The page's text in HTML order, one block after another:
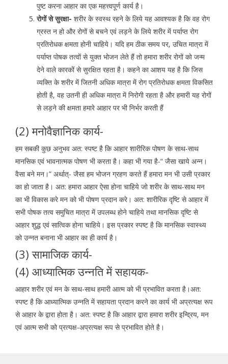
पुष्ट करना आहार का एक महत्त्वपूर्ण कार्य है।
रोगों से सुरक्षा- शरीर के स्वस्थ रहने के लिये यह आवश्यक है कि वह रोग
ग्रस्त न हो और रोगों से बचने एवं लड़ने के लिये शरीर में पर्याप्त रोग
प्रतिरोधक क्षमता होनी चाहिये। यदि हम ठीक समय पर, उचित मात्रा में
पर्याप्त पोषक तत्वों से युक्त भोजन लेते हैं तो हमारा शरीर रोगों को जन्म
देने वाले कारकों से सुरक्षित रहता है। कहने का आशय यह है कि जिस
व्यक्ति के शरीर में जितनी अधिक मात्रा में रोग प्रतिरोधक क्षमता विकसित
होती है, वह उतनी ही अधिक मात्रा में निरोगी रहता है और हमारी यह रोगों
से लड़ने की क्षमता हमारे आहार पर भी निर्भर करती हैं
(2) मनोवैज्ञानिक कार्य-
हम सबकी कुछ अनुभव अत: स्पष्ट है कि आहार शारीरिक पोषण के साथ-साथ
मानसिक एवं भावनात्मक पोषण भी करता है। कहा भी गया है-“ जैसा खाये अन्न।
वैसा बने मन।” अर्थात्- जैसा हम भोजन ग्रहण करते हैं हमारा मन भी उसी प्रकार
का हो जाता है। अत: हमारा आहार ऐसा होना चाहिये जो शरीर के साथ-साथ मन
का भी विकास करे मन को भी पोषण प्रदान करे। अत: शारीरिक दृष्टि से आहार में
सभी पोषक तत्व समुचित मात्रा में उपलब्ध होने चाहिये तथा मानसिक दृष्टि से
आहार शुद्ध एवं सात्विक होना चाहिये। इस प्रकार स्पष्ट है कि मानसिक स्वास्थ्य
को उन्नत बनाना भी आहार का ही कार्य है।
(3) सामाजिक कार्य-
(4) आध्यात्मिक उन्नति में सहायक-
आहार शरीर एवं मन के साथ-साथ हमारी आत्म को भी प्रभावित करता है।अत:
स्पष्ट है कि आध्यात्मिक उन्नति में सहायता प्रदान करने का कार्य भी अप्रत्यक्ष रूप
से आहार के द्वारा होता है। अत: स्पष्ट है कि आहार द्वारा हमारा शरीर इन्द्रिय, मन
एवं आत्म सभी को प्रत्यक्ष-अप्रत्यक्ष रूप से प्रभावित होते है।